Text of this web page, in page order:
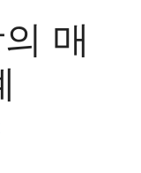
매